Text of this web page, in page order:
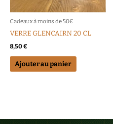
Cadeaux à moins de 50€
VERRE GLENCAIRN 20 CL
8,50€
Ajouter au panier